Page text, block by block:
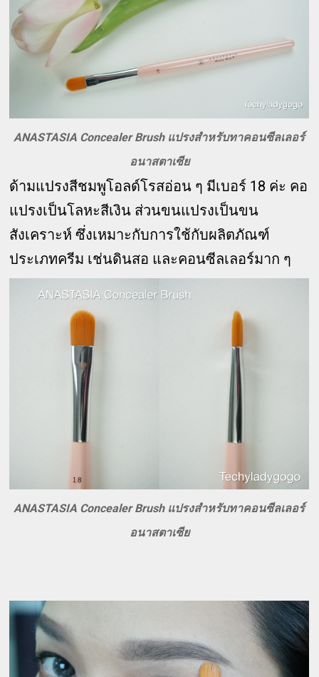
ANASTASIA Concealer Brush แปรงสำหรับทาคอนซีลเลอร์
อนาสตาเซีย
ด้ามแปรงสีชมพูโอลด์โรสอ่อน ๆ มีเบอร์ 18 ค่ะ คอ
แปรงเป็นโลหะสีเงิน ส่วนขนแปรงเป็นขน
สังเคราะห์ ซึ่งเหมาะกับการใช้กับผลิตภัณฑ์
ประเภทครีม เช่นดินสอ และคอนซีลเลอร์มาก ๆ
ANASTASIA Concealer Brush แปรงสำหรับทาคอนซีลเลอร์
อนาสตาเซีย